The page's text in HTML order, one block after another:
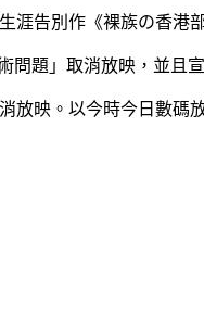
告別作《裸族の香港
問題」取消放映，並且
映。以今時今日數碼